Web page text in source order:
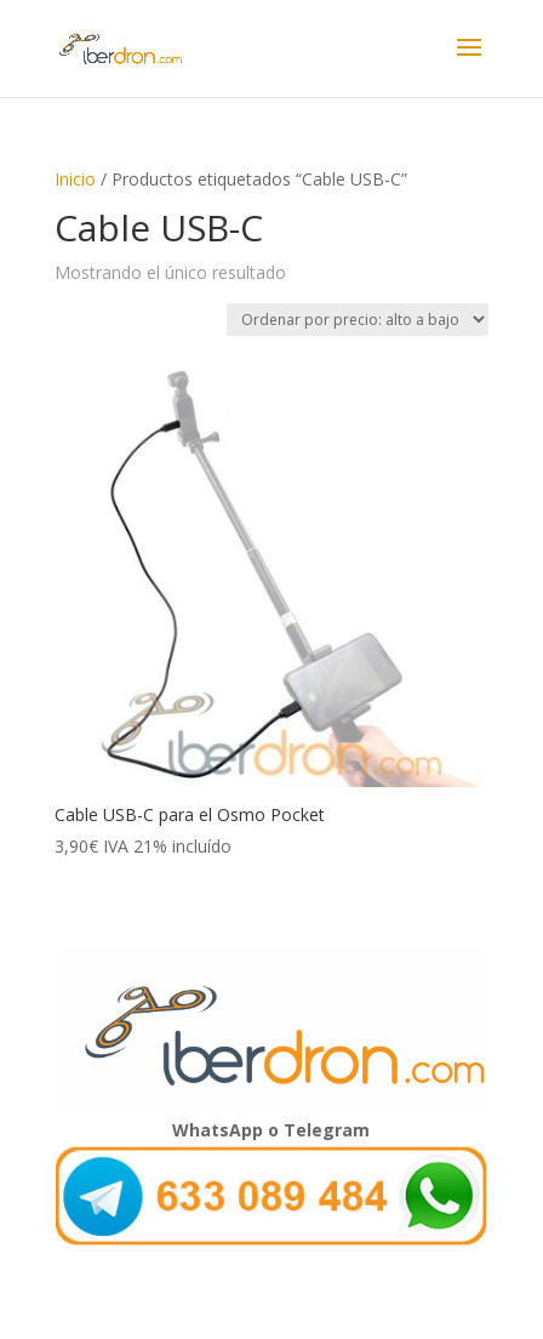
Inicio / Productos etiquetados “Cable USB-C”
Cable USB-C
Mostrando el único resultado
Cable USB-C para el Osmo Pocket
3,90€ IVA 21% incluído
WhatsApp o Telegram